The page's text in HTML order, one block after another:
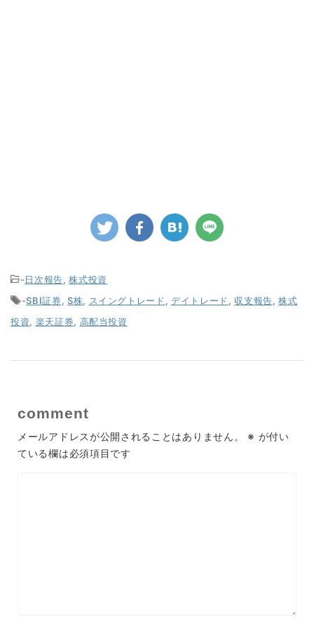
-日次報告,株式投資
-SBI証券, S株, スイングトレード,デイトレード, 収支報告,株式
投資, 楽天証券, 高配当投資
comment
メールアドレスが公開されることはありません。 ※ が付い
ている欄は必須項目です